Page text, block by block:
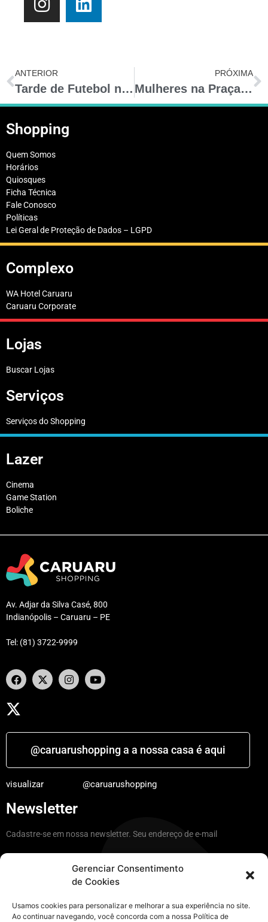
Gerenciar Consentimento
de Cookies
Usamos cookies para personalizar e melhorar a sua experiência no site.
Ao continuar navegando, você concorda com a nossa Política de
ANTERIOR
Tarde de Futebol no Sabão
PRÓXIMA
Mulheres na Praça – Mulheres que cantam e encantam
Shopping
Quem Somos
Horários
Quiosques
Ficha Técnica
Fale Conosco
Políticas
Lei Geral de Proteção de Dados – LGPD
Complexo
WA Hotel Caruaru
Caruaru Corporate
Lojas
Buscar Lojas
Serviços
Serviços do Shopping
Lazer
Cinema
Game Station
Boliche
Av. Adjar da Silva Casé, 800
Indianópolis – Caruaru – PE
Tel: (81) 3722-9999
@caruarushopping a a nossa casa é aqui
visualizar @caruarushopping
Newsletter
Cadastre-se em nossa newsletter. Seu endereço de e-mail
Ficar por dentro